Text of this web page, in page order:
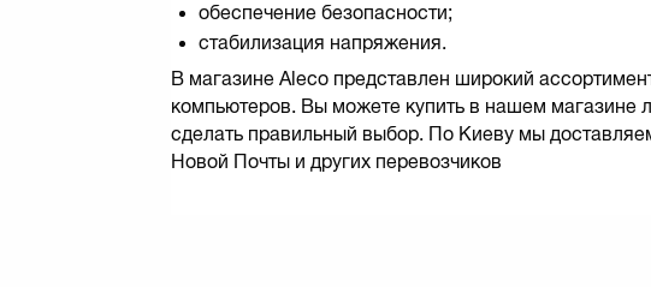
обеспечение безопасности;
стабилизация напряжения.
В магазине Aleco представлен широкий
компьютеров. Вы можете купить в нашем
сделать правильный выбор. По Киеву мы
Новой Почты и других перевозчиков